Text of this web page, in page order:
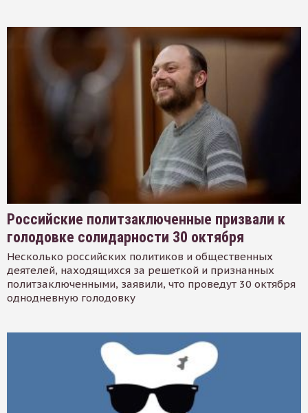
Российские политзаключенные призвали к
голодовке солидарности 30 октября
Несколько российских политиков и общественных
деятелей, находящихся за решеткой и признанных
политзаключенными, заявили, что проведут 30 октября
однодневную голодовку